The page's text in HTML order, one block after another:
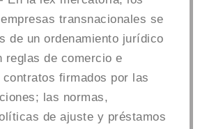
transnacionales se
de un ordenamiento jurídico
reglas de comercio e
firmados por las
las normas,
de ajuste y préstamos